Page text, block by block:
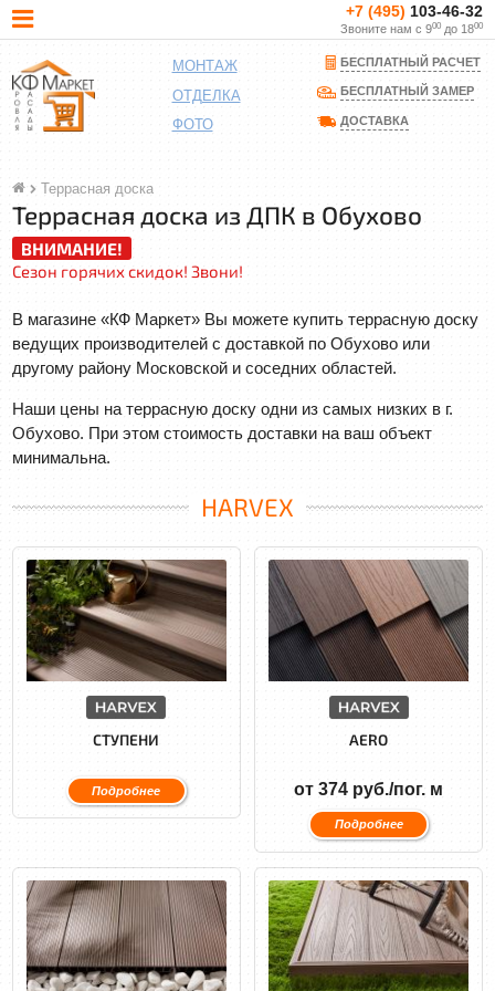
+7 (495) 103-46-32
Звоните нам с 900до 1800
МОНТАЖ
ОТДЕЛКА
ФОТО
БЕСПЛАТНЫЙ РАСЧЕТ
БЕСПЛАТНЫЙ ЗАМЕР
ДОСТАВКА
Террасная доска
Террасная доска из ДПК в Обухово
ВНИМАНИЕ!
Сезон горячих скидок! Звони!
В магазине «КФ Маркет» Вы можете купить террасную доску
ведущих производителей с доставкой по Обухово или
другому району Московской и соседних областей.
Наши цены на террасную доску одни из самых низких в г.
Обухово. При этом стоимость доставки на ваш объект
минимальна.
HARVEX
СТУПЕНИ
Подробнее
AERO
от 374 руб./пог. м
Подробнее